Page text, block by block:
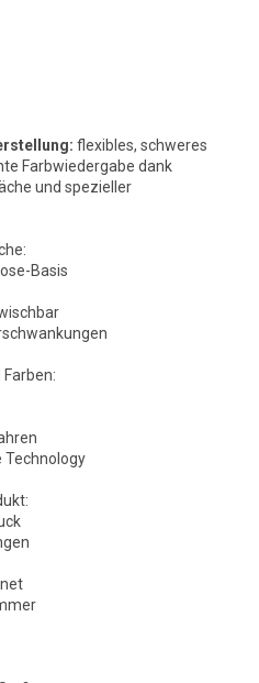
flexibles, schweres
Farbwiedergabe dank
und spezieller
Basis
Technology